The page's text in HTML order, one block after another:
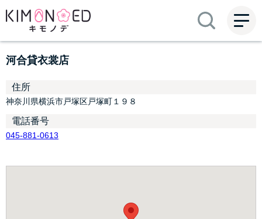
ME
NU
河合貸衣裳店
住所
神奈川県横浜市戸塚区戸塚町１９８
電話番号
045-881-0613